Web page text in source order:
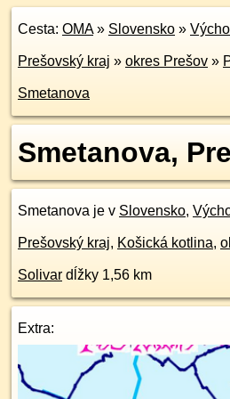
Cesta: OMA» Slovensko »
Prešovský kraj » okres Prešov »
Smetanova
Smetanova,
Smetanova je v Slovensko,
Prešovský kraj, Košická kotlina,
Solivar dĺžky 1,56 km
Extra: